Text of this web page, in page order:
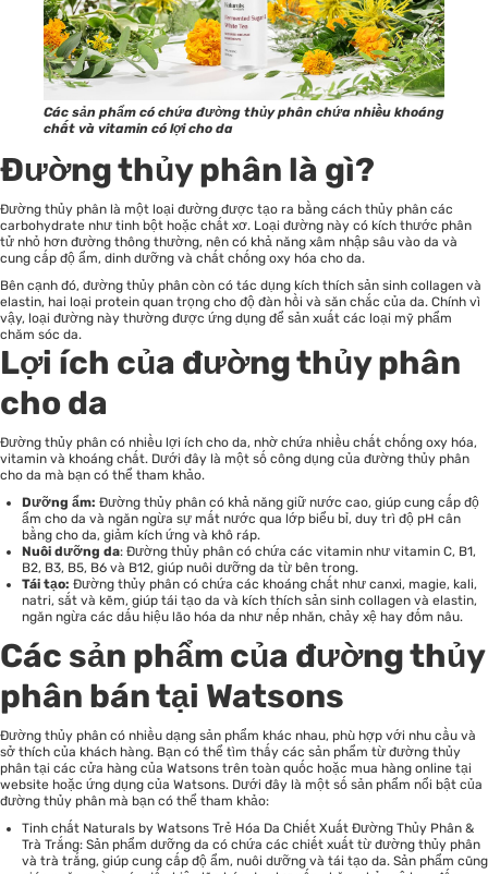
Các sản phẩm có chứa đường thủy phân chứa nhiều khoáng
chất và vitamin có lợi cho da
Đường thủy phân là gì?
Đường thủy phân là một loại đường được tạo ra bằng cách thủy phân các
carbohydrate như tinh bột hoặc chất xơ. Loại đường này có kích thước phân
tử nhỏ hơn đường thông thường, nên có khả năng xâm nhập sâu vào da và
cung cấp độ ẩm, dinh dưỡng và chất chống oxy hóa cho da.
Bên cạnh đó, đường thủy phân còn có tác dụng kích thích sản sinh collagen và
elastin, hai loại protein quan trọng cho độ đàn hồi và săn chắc của da. Chính vì
vậy, loại đường này thường được ứng dụng để sản xuất các loại mỹ phẩm
chăm sóc da.
Lợi ích của đường thủy phân
cho da
Đường thủy phân có nhiều lợi ích cho da, nhờ chứa nhiều chất chống oxy hóa,
vitamin và khoáng chất. Dưới đây là một số công dụng của đường thủy phân
cho da mà bạn có thể tham khảo.
Dưỡng ẩm: Đường thủy phân có khả năng giữ nước cao, giúp cung cấp độ
ẩm cho da và ngăn ngừa sự mất nước qua lớp biểu bỉ, duy trì độ pH cân
bằng cho da, giảm kích ứng và khô ráp.
Nuôi dưỡng da: Đường thủy phân có chứa các vitamin như vitamin C, B1,
B2, B3, B5, B6 và B12, giúp nuôi dưỡng da từ bên trong.
Tái tạo: Đường thủy phân có chứa các khoáng chất như canxi, magie, kali,
natri, sắt và kẽm, giúp tái tạo da và kích thích sản sinh collagen và elastin,
ngăn ngừa các dấu hiệu lão hóa da như nếp nhăn, chảy xệ hay đốm nâu.
Các sản phẩm của đường thủy
phân bán tại Watsons
Đường thủy phân có nhiều dạng sản phẩm khác nhau, phù hợp với nhu cầu và
sở thích của khách hàng. Bạn có thể tìm thấy các sản phẩm từ đường thủy
phân tại các cửa hàng của Watsons trên toàn quốc hoặc mua hàng online tại
website hoặc ứng dụng của Watsons. Dưới đây là một số sản phẩm nổi bật của
đường thủy phân mà bạn có thể tham khảo:
Tinh chất Naturals by Watsons Trẻ Hóa Da Chiết Xuất Đường Thủy Phân &
Trà Trắng: Sản phẩm dưỡng da có chứa các chiết xuất từ đường thủy phân
và trà trắng, giúp cung cấp độ ẩm, nuôi dưỡng và tái tạo da. Sản phẩm cũng